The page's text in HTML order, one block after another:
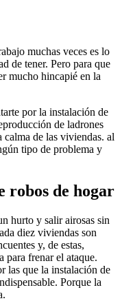
muchas veces es lo
de tener. Pero para que
mucho hincapié en la
por la instalación de
de ladrones
calma de las viviendas. al
tipo de problema y
robos de hogar
hurto y salir airosas sin
diez viviendas son
y, de estas,
para frenar el ataque.
las que la instalación de
Porque la